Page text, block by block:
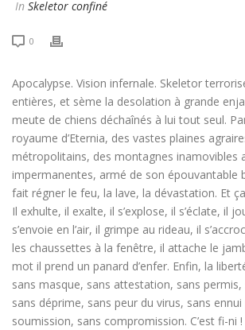
In Skeletor confiné
0
Apocalypse. Vision infernale. Skeletor
entières, et sème la desolation à grande
meute de chiens déchaînés à lui tout seul.
royaume d’Eternia, des vastes plaines
métropolitains, des montagnes inamovibles
impermanentes, armé de son épouvantable
fait régner le feu, la lave, la dévastation. Et
Il exhulte, il exalte, il s’explose, il s’éclate, il
s’envoie en l’air, il grimpe au rideau, il
les chaussettes à la fenêtre, il attache le
mot il prend un panard d’enfer. Enfin, la
sans masque, sans attestation, sans permis,
sans déprime, sans peur du virus, sans
soumission, sans compromission. C’est fi-ni